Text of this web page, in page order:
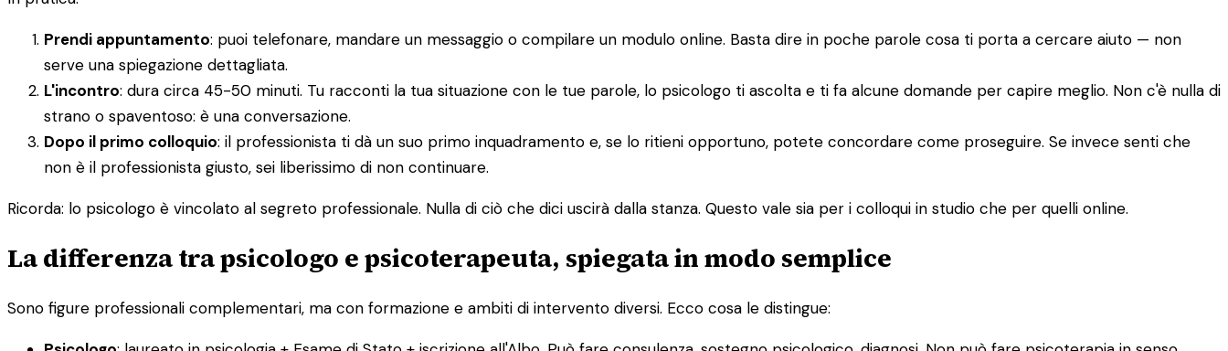
Prendi appuntamento: puoi telefonare, mandare un messaggio o compilare un modulo online. Basta dire in poche parole cosa ti porta a cercare aiuto — non
serve una spiegazione dettagliata.
L'incontro: dura circa 45-50 minuti. Tu racconti la tua situazione con le tue parole, lo psicologo ti ascolta e ti fa alcune domande per capire meglio. Non c'è nulla di
strano o spaventoso: è una conversazione.
Dopo il primo colloquio: il professionista ti dà un suo primo inquadramento e, se lo ritieni opportuno, potete concordare come proseguire. Se invece senti che
non è il professionista giusto, sei liberissimo di non continuare.
Ricorda: lo psicologo è vincolato al segreto professionale. Nulla di ciò che dici uscirà dalla stanza. Questo vale sia per i colloqui in studio che per quelli online.
La differenza tra psicologo e psicoterapeuta, spiegata in modo semplice
Sono figure professionali complementari, ma con formazione e ambiti di intervento diversi. Ecco cosa le distingue: